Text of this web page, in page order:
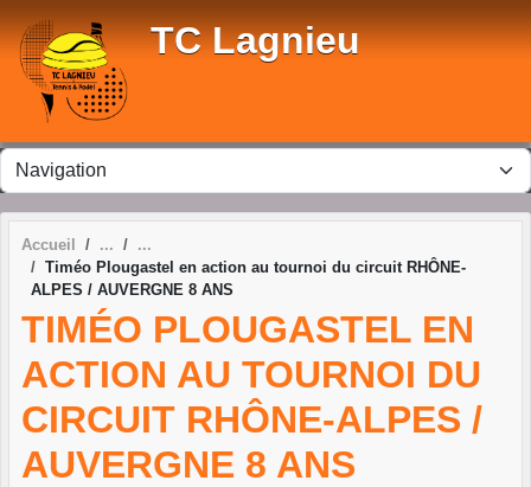
TC Lagnieu
Accueil
Timéo Plougastel en action au tournoi du circuit RHÔNE-
ALPES / AUVERGNE 8 ANS
TIMÉO PLOUGASTEL EN
ACTION AU TOURNOI DU
CIRCUIT RHÔNE-ALPES /
AUVERGNE 8 ANS